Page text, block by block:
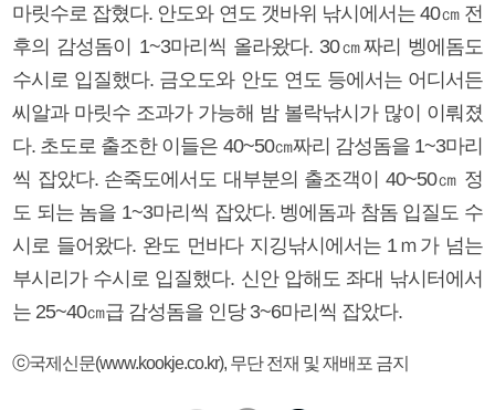
마릿수로 잡혔다. 안도와 연도 갯바위 낚시에서는 40㎝ 전
후의 감성돔이 1~3마리씩 올라왔다. 30㎝짜리 벵에돔도
수시로 입질했다. 금오도와 안도 연도 등에서는 어디서든
씨알과 마릿수 조과가 가능해 밤 볼락낚시가 많이 이뤄졌
다. 초도로 출조한 이들은 40~50㎝짜리 감성돔을 1~3마리
씩 잡았다. 손죽도에서도 대부분의 출조객이 40~50㎝ 정
도 되는 놈을 1~3마리씩 잡았다. 벵에돔과 참돔 입질도 수
시로 들어왔다. 완도 먼바다 지깅낚시에서는 1ｍ가 넘는
부시리가 수시로 입질했다. 신안 압해도 좌대 낚시터에서
는 25~40㎝급 감성돔을 인당 3~6마리씩 잡았다.
ⓒ국제신문(www.kookje.co.kr), 무단 전재 및 재배포 금지